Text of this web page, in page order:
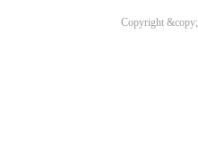
Copyright